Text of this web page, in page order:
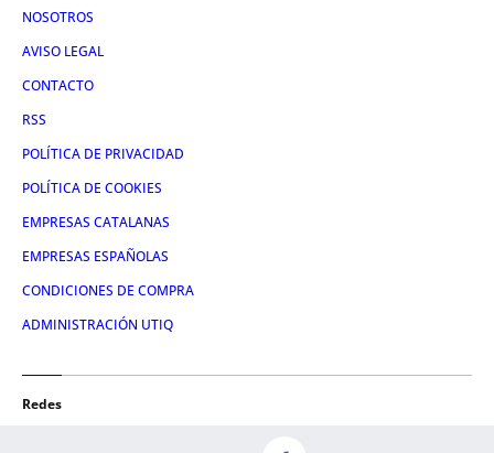
NOSOTROS
AVISO LEGAL
CONTACTO
RSS
POLÍTICA DE PRIVACIDAD
POLÍTICA DE COOKIES
EMPRESAS CATALANAS
EMPRESAS ESPAÑOLAS
CONDICIONES DE COMPRA
ADMINISTRACIÓN UTIQ
Redes